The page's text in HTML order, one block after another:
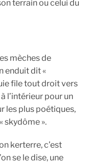
terrain ou celui du
mèches de
enduit dit «
file tout droit vers
l’intérieur pour un
les plus poétiques,
skydôme ».
kerterre, c’est
se le dise, une